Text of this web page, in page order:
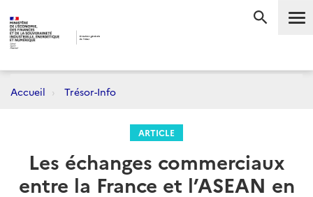
Accueil Trésor-Info
ARTICLE
Les échanges commerciaux
entre la France et l’ASEAN en